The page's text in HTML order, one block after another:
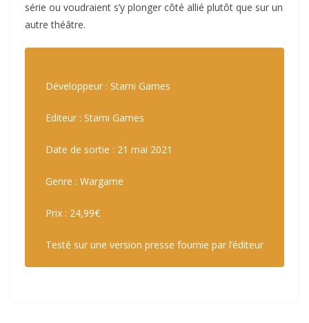
série ou voudraient s’y plonger côté allié plutôt que sur un
autre théâtre.
Développeur : Starni Games
Editeur : Starni Games
Date de sortie : 21 mai 2021
Genre : Wargame
Prix : 24,99€
Testé sur une version presse fournie par l’éditeur